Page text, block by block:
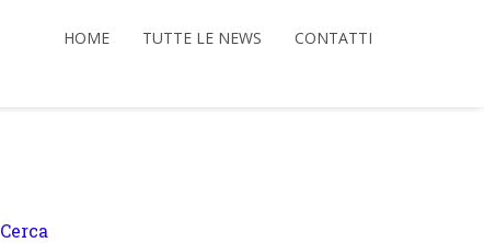
HOME TUTTE LE NEWS CONTATTI
Cerca